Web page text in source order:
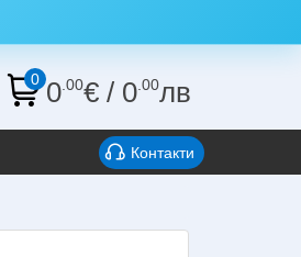
0 0.00€ / 0.00лв
Контакти